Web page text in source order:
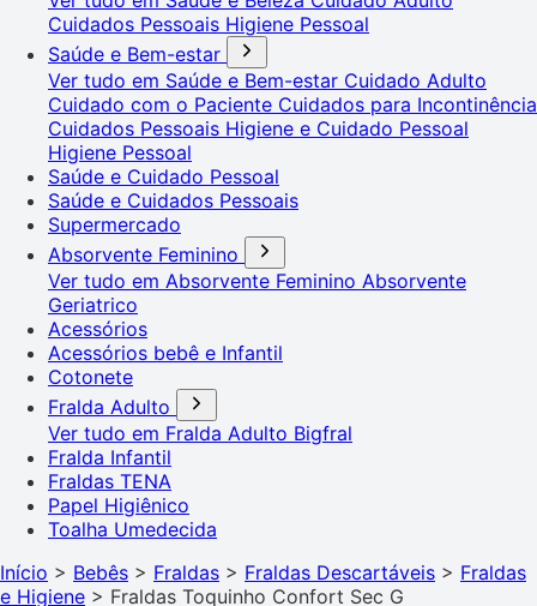
Cuidados Pessoais Higiene Pessoal
Saúde e Bem-estar
Ver tudo em Saúde e Bem-estar Cuidado Adulto
Cuidado com o Paciente Cuidados para Incontinência
Cuidados Pessoais Higiene e Cuidado Pessoal
Higiene Pessoal
Saúde e Cuidado Pessoal
Saúde e Cuidados Pessoais
Supermercado
Absorvente Feminino
Ver tudo em Absorvente Feminino Absorvente
Geriatrico
Acessórios
Acessórios bebê e Infantil
Cotonete
Fralda Adulto
Ver tudo em Fralda Adulto Bigfral
Fralda Infantil
Fraldas TENA
Papel Higiênico
Toalha Umedecida
Início > Bebês > Fraldas > Fraldas Descartáveis > Fraldas
e Higiene > Fraldas Toquinho Confort Sec G